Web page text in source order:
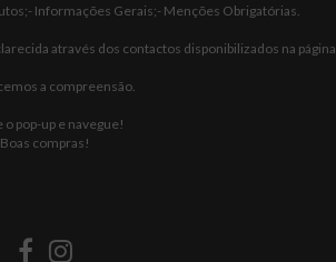
Informações Gerais;- Menções Obrigatórias.
através dos contactos disponibilizados na página.
a compreensão.
o pop-up e navegue!
Boas compras!